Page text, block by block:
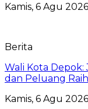
Kamis, 6 Agu
Berita
Wali Kota Depok:
dan Peluang
Kamis, 6 Agu